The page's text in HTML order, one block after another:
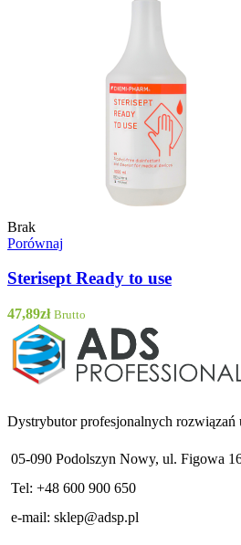
Brak
Porównaj
Sterisept Ready to use
47,89zł Brutto
Dystrybutor profesjonalnych rozwiązań
05-090 Podolszyn Nowy, ul. Figowa
Tel: +48 600 900 650
e-mail: sklep@adsp.pl